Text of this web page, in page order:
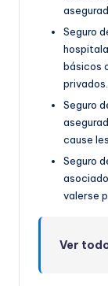
Seguro
básicos
privados.
Seguro
cause
Seguro
valerse
Ver